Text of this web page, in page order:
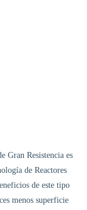
Gran Resistencia es
de Reactores
de este tipo
menos superficie